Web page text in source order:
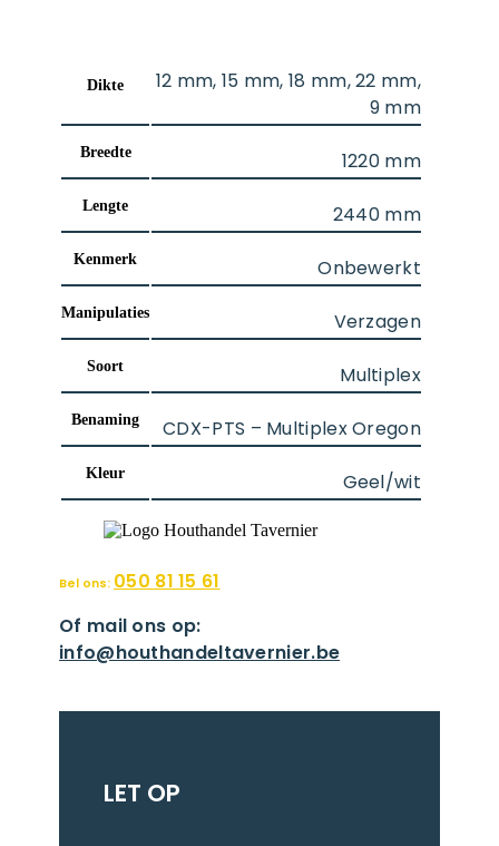
dikte
12 mm, 15 mm, 18 mm, 22 mm,
9 mm
breedte 1220 mm
lengte 2440 mm
kenmerk Onbewerkt
manipulaties Verzagen
soort Multiplex
benaming CDX-PTS – Multiplex Oregon
kleur Geel/wit
Bel ons: 050 81 15 61
Of mail ons op:
info@houthandeltavernier.be
LET OP